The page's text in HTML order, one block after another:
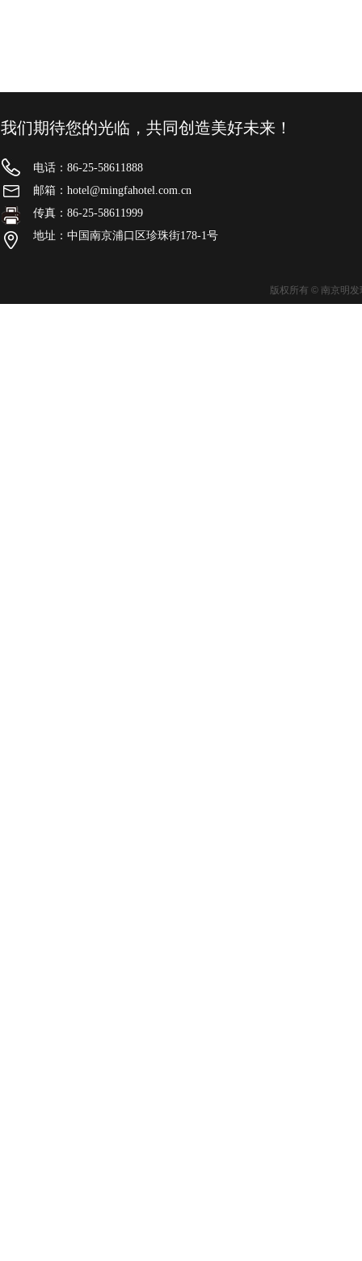
我们期待您的光临，共同创造美好未来！
版权所有 © 南京明
电话：86-25-58611888
邮箱：hotel@mingfahotel.com.cn
传真：86-25-58611999
地址：中国南京浦口区珍珠街178-1号